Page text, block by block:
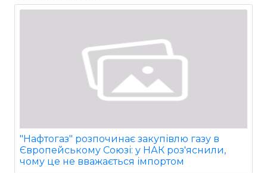
"Нафтогаз" розпочинає закупівлю газу в
Європейському Союзі: у НАК роз'яснили,
чому це не вважається імпортом